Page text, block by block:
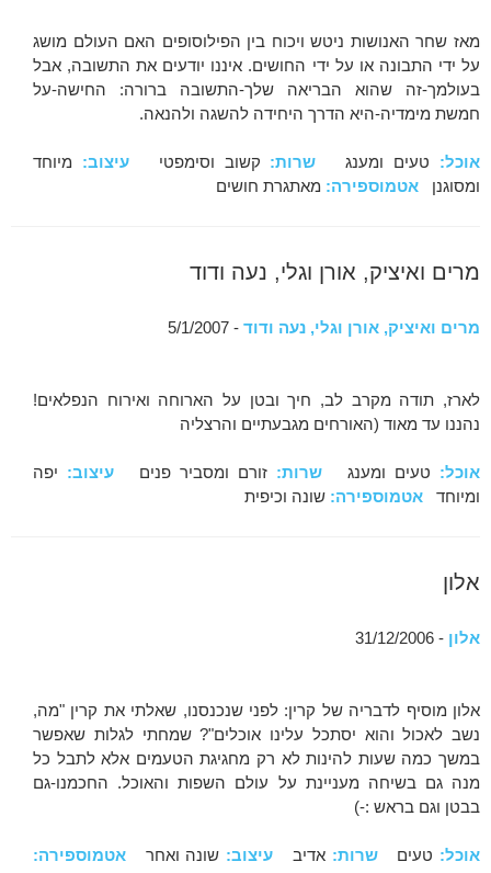
מאז שחר האנושות ניטש ויכוח בין הפילוסופים האם העולם מושג
על ידי התבונה או על ידי החושים. איננו יודעים את התשובה, אבל
בעולמך-זה שהוא הבריאה שלך-התשובה ברורה: החישה-על
חמשת מימדיה-היא הדרך היחידה להשגה ולהנאה.
אוכל: טעים ומענג שרות: קשוב וסימפטיעיצוב: מיוחד
ומסוגנן אטמוספירה: מאתגרת חושים
מרים ואיציק, אורן וגלי, נעה ודוד
מרים ואיציק, אורן וגלי, נעה ודוד - 5/1/2007
לארז, תודה מקרב לב, חיך ובטן על הארוחה ואירוח הנפלאים!
נהננו עד מאוד (האורחים מגבעתיים והרצליה
אוכל: טעים ומענגשרות: זורם ומסביר פניםעיצוב: יפה
ומיוחד אטמוספירה: שונה וכיפית
אלון
אלון - 31/12/2006
אלון מוסיף לדבריה של קרין: לפני שנכנסנו, שאלתי את קרין "מה,
נשב לאכול והוא יסתכל עלינו אוכלים"? שמחתי לגלות שאפשר
במשך כמה שעות להינות לא רק מחגיגת הטעמים אלא לתבל כל
מנה גם בשיחה מעניינת על עולם השפות והאוכל. החכמנו-גם
בבטן וגם בראש :-)
אוכל: טעיםשרות: אדיב עיצוב: שונה ואחר אטמוספירה: